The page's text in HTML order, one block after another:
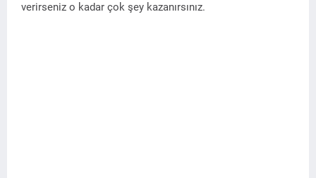
verirseniz o kadar çok şey kazanırsınız.